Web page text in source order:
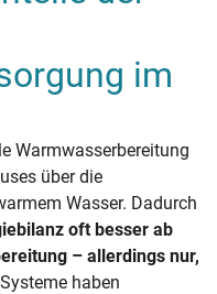
im
Warmwasserbereitung
über die
Wasser. Dadurch
oft besser ab
– allerdings nur,
haben